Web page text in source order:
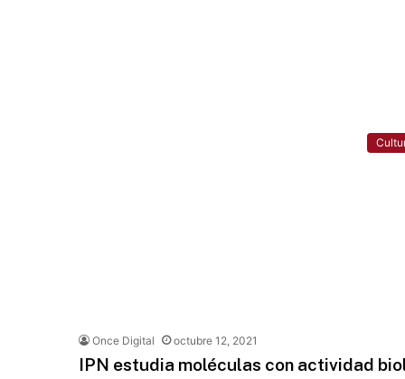
Once Digital octubre 12, 2021
IPN estudia moléculas con actividad